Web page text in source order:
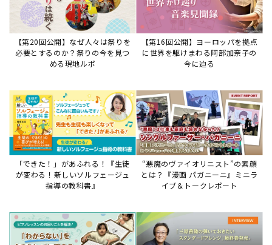
【第20回公開】なぜ人々は祭りを
必要とするのか？祭りの今を見つ
める現地ルポ
【第16回公開】ヨーロッパを拠点
に世界を駆けまわる阿部加奈子の
今に迫る
「できた！」があふれる！『生徒
が変わる！新しいソルフェージュ
指導の教科書』
“悪魔のヴァイオリニスト”の素顔
とは？『漫画 パガニーニ』ミニラ
イブ＆トークレポート